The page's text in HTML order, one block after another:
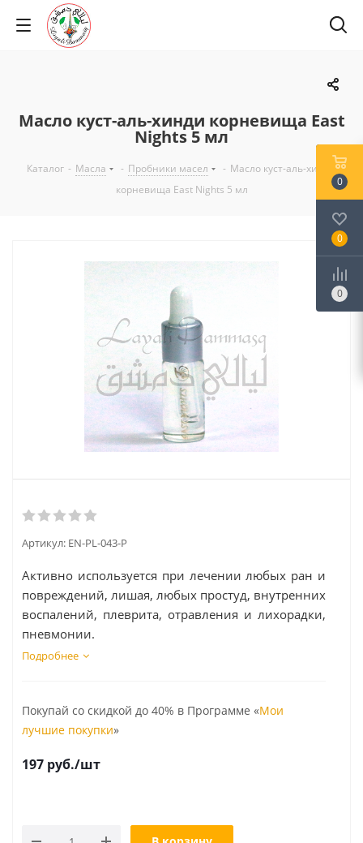
Масло куст-аль-хинди корневища East
Nights 5 мл
Каталог - Масла - Пробники масел - Масло куст-аль-хинди
корневища East Nights 5 мл
Артикул: EN-PL-043-P
Активно используется при лечении любых ран и
повреждений, лишая, любых простуд, внутренних
воспалений, плеврита, отравления и лихорадки,
пневмонии.
Подробнее
Покупай со скидкой до 40% в Программе «Мои
лучшие покупки»
197 руб./шт
0
0
0